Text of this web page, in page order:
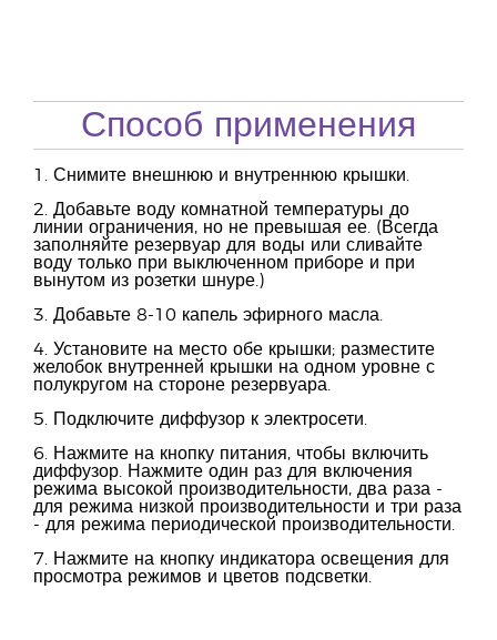
Способ применения
1. Снимите внешнюю и внутреннюю крышки.
2. Добавьте воду комнатной температуры до
линии ограничения, но не превышая ее. (Всегда
заполняйте резервуар для воды или сливайте
воду только при выключенном приборе и при
вынутом из розетки шнуре.)
3. Добавьте 8-10 капель эфирного масла.
4. Установите на место обе крышки; разместите
желобок внутренней крышки на одном уровне с
полукругом на стороне резервуара.
5. Подключите диффузор к электросети.
6. Нажмите на кнопку питания, чтобы включить
диффузор. Нажмите один раз для включения
режима высокой производительности, два раза -
для режима низкой производительности и три раза
- для режима периодической производительности.
7. Нажмите на кнопку индикатора освещения для
просмотра режимов и цветов подсветки.